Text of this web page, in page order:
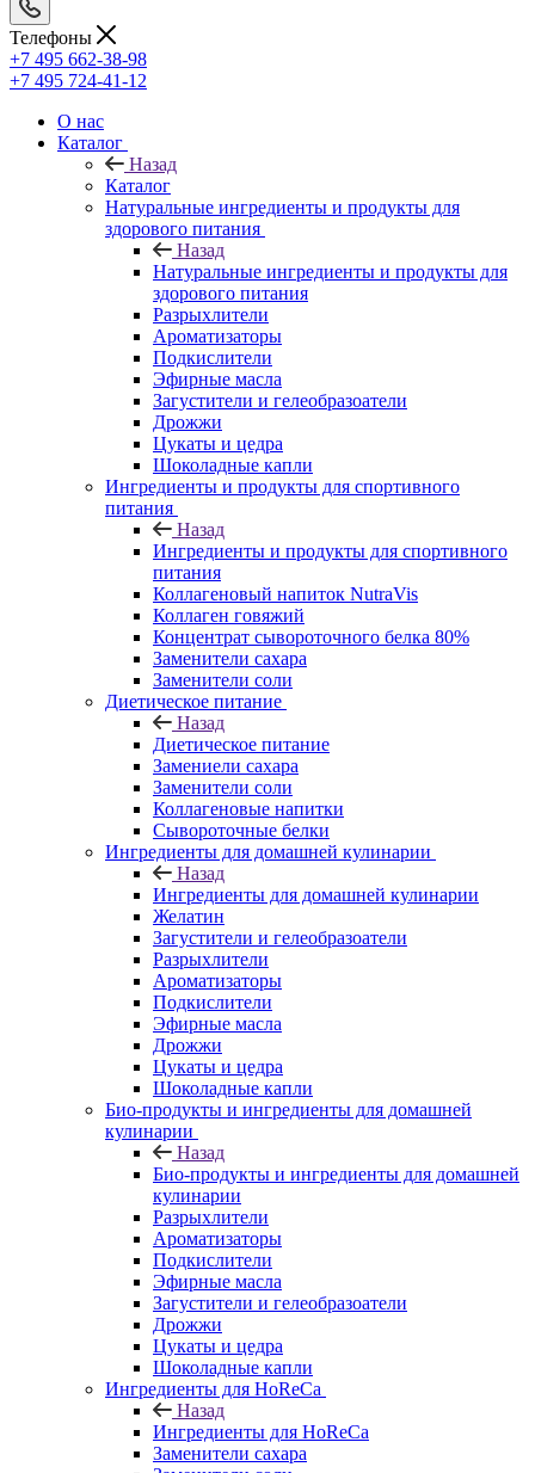
Телефоны
+7 495 662-38-98
+7 495 724-41-12
О нас
Каталог
Назад
Каталог
Натуральные ингредиенты и продукты для
здорового питания
Назад
Натуральные ингредиенты и продукты для
здорового питания
Разрыхлители
Ароматизаторы
Подкислители
Эфирные масла
Загустители и гелеобразоатели
Дрожжи
Цукаты и цедра
Шоколадные капли
Ингредиенты и продукты для спортивного
питания
Назад
Ингредиенты и продукты для спортивного
питания
Коллагеновый напиток NutraVis
Коллаген говяжий
Концентрат сывороточного белка 80%
Заменители сахара
Заменители соли
Диетическое питание
Назад
Диетическое питание
Замениели сахара
Заменители соли
Коллагеновые напитки
Сывороточные белки
Ингредиенты для домашней кулинарии
Назад
Ингредиенты для домашней кулинарии
Желатин
Загустители и гелеобразоатели
Разрыхлители
Ароматизаторы
Подкислители
Эфирные масла
Дрожжи
Цукаты и цедра
Шоколадные капли
Био-продукты и ингредиенты для домашней
кулинарии
Назад
Био-продукты и ингредиенты для домашней
кулинарии
Разрыхлители
Ароматизаторы
Подкислители
Эфирные масла
Загустители и гелеобразоатели
Дрожжи
Цукаты и цедра
Шоколадные капли
Ингредиенты для HoReCa
Назад
Ингредиенты для HoReCa
Заменители сахара